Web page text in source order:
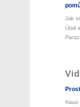
Jak
Úpal